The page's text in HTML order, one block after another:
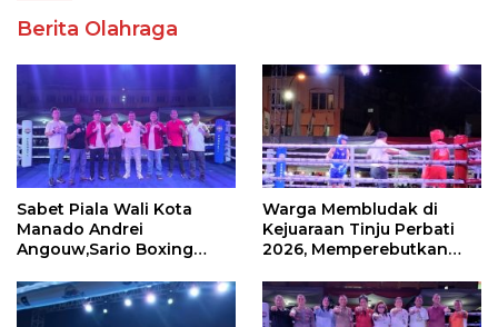
Berita Olahraga
Sabet Piala Wali Kota
Manado Andrei
Angouw,Sario Boxing
Perbati 2026
Warga Membludak di
Kejuaraan Tinju Perbati
2026, Memperebutkan